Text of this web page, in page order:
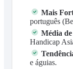
Mais
português
Média
Handicap
e águias.